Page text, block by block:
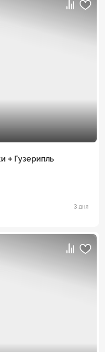
+ Гузерипль
3 дня